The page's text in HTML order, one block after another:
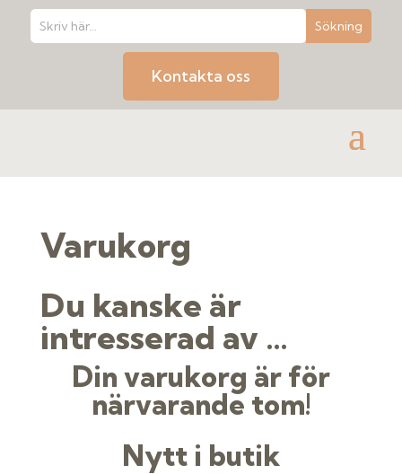
Kontakta oss
Varukorg
Du kanske är
intresserad av …
Din varukorg är för
närvarande tom!
Nytt i butik